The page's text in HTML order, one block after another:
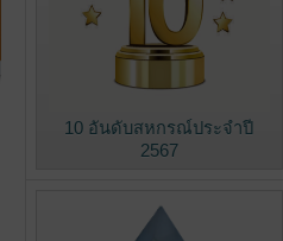
10 อันดับสหกรณ์ประจำปี
2567